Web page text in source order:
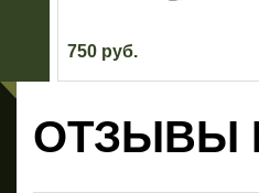
750 руб.
ОТЗЫВЫ